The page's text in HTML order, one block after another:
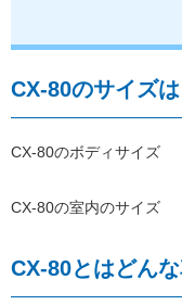
CX-80のサイズは
CX-80のボディサイズ
CX-80の室内のサイズ
CX-80とはどんな